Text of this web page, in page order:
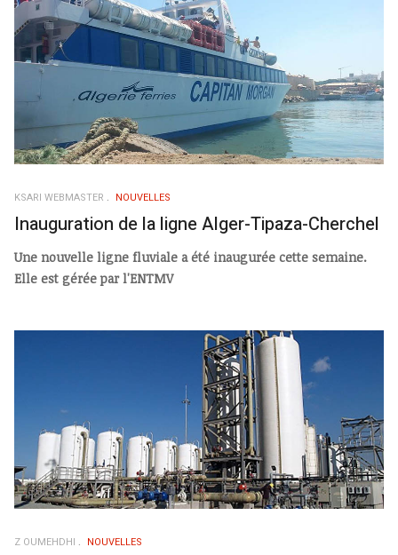
KSARI WEBMASTER NOUVELLES
Inauguration de la ligne Alger-Tipaza-Cherchel
Une nouvelle ligne fluviale a été inaugurée cette semaine.
Elle est gérée par l'ENTMV
Z OUMEHDHI NOUVELLES